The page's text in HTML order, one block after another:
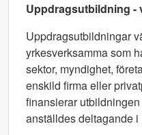
Uppdragsutbildning -
Uppdragsutbildningar
yrkesverksamma som
sektor, myndighet,
enskild firma eller
finansierar
anställdes deltagande